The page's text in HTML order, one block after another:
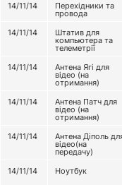
14/11/14
Перехідники та
провода
14/11/14
Штатив для
компьютера та
телеметрії
14/11/14 Антена Ягі для
відео (на
отримання)
14/11/14 Антена Патч для
відео (на
отримання)
14/11/14 Антена Діполь
відео(на
передачу)
14/11/14 Ноутбук